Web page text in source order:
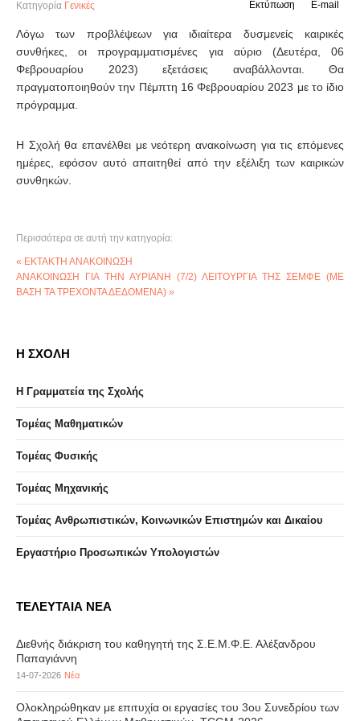
Κατηγορία Γενικές E-mail
Εκτύπωση
Λόγω των προβλέψεων για ιδιαίτερα δυσμενείς καιρικές
συνθήκες, οι προγραμματισμένες για αύριο (Δευτέρα, 06
Φεβρουαρίου 2023) εξετάσεις αναβάλλονται. Θα
πραγματοποιηθούν την Πέμπτη 16 Φεβρουαρίου 2023 με το ίδιο
πρόγραμμα.
Η Σχολή θα επανέλθει με νεότερη ανακοίνωση για τις επόμενες
ημέρες, εφόσον αυτό απαιτηθεί από την εξέλιξη των καιρικών
συνθηκών.
Περισσότερα σε αυτή την κατηγορία:
« ΕΚΤΑΚΤΗ ΑΝΑΚΟΙΝΩΣΗ
ΑΝΑΚΟΙΝΩΣΗ ΓΙΑ ΤΗΝ ΑΥΡΙΑΝΗ (7/2) ΛΕΙΤΟΥΡΓΙΑ ΤΗΣ ΣΕΜΦΕ (ΜΕ
ΒΑΣΗ ΤΑ ΤΡΕΧΟΝΤΑ ΔΕΔΟΜΕΝΑ) »
Η ΣΧΟΛΗ
Η Γραμματεία της Σχολής
Τομέας Μαθηματικών
Τομέας Φυσικής
Τομέας Μηχανικής
Τομέας Ανθρωπιστικών, Κοινωνικών Επιστημών και Δικαίου
Eργαστήριo Προσωπικών Υπολογιστών
ΤΕΛΕΥΤΑΙΑ ΝΕΑ
Διεθνής διάκριση του καθηγητή της Σ.Ε.Μ.Φ.Ε. Αλέξανδρου
Παπαγιάννη
14-07-2026 Νέα
Ολοκληρώθηκαν με επιτυχία οι εργασίες του 3ου Συνεδρίου των